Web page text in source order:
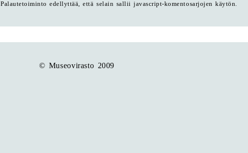
Palautetoiminto edellyttää, että selain sallii javascript-komentosarjojen käytön.
© Museovirasto 2009